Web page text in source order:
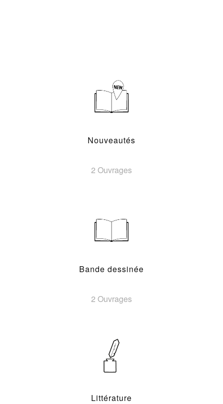
Nouveautés
2 Ouvrages
Bande dessinée
2 Ouvrages
Littérature